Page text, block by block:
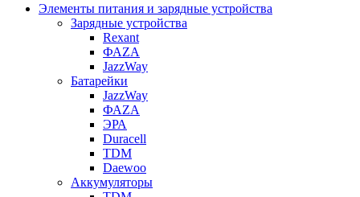
Элементы питания и зарядные устройства
Зарядные устройства
Rexant
ФАZА
JazzWay
Батарейки
JazzWay
ФАZА
ЭРА
Duracell
TDM
Daewoo
Аккумуляторы